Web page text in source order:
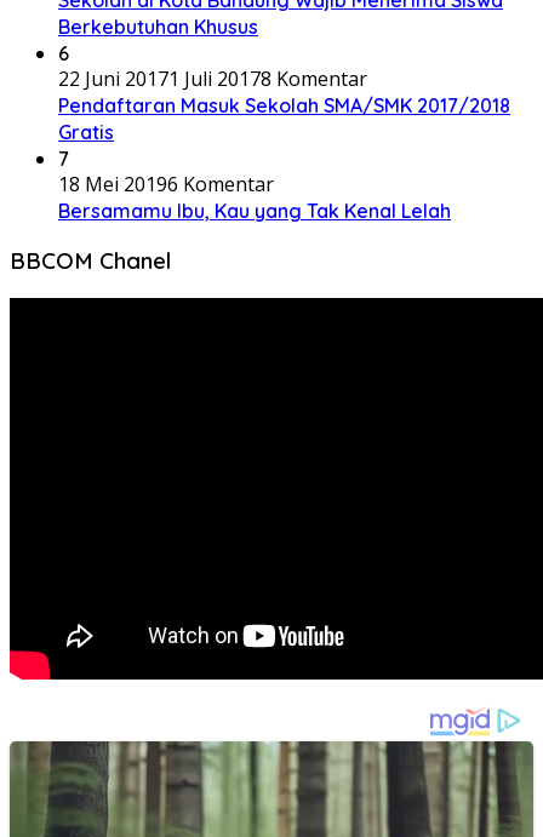
Berkebutuhan Khusus
6
22 Juni 20171 Juli 20178 Komentar
Pendaftaran Masuk Sekolah SMA/SMK 2017/2018
Gratis
7
18 Mei 20196 Komentar
Bersamamu Ibu, Kau yang Tak Kenal Lelah
BBCOM Chanel